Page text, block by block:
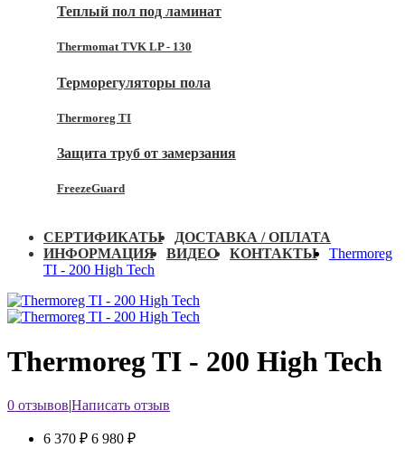
Теплый пол под ламинат
Thermomat TVK LP - 130
Терморегуляторы пола
Thermoreg TI
Защита труб от замерзания
FreezeGuard
СЕРТИФИКАТЫ
ДОСТАВКА / ОПЛАТА
ИНФОРМАЦИЯ
ВИДЕО КОНТАКТЫ
Thermoreg
TI - 200 High Tech
Thermoreg TI - 200 High Tech
0 отзывов|Написать отзыв
6 370 ₽ 6 980 ₽